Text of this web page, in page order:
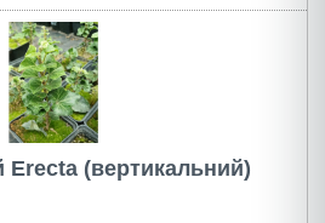
(вертикальний)